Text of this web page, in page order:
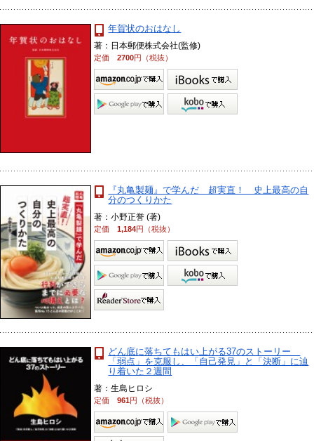
年賀状のおはなし
著：日本郵便株式会社(監修)
定価2700円（税抜）
『丸亀製麺』で学んだ 超実直！ 史上最高の自
分のつくりかた
著：小野正誉 (著)
定価1,184円（税抜）
どん底に落ちてもはい上がる37のストーリー
「弱点」を克服し、「自己発見」と「決断」に辿
り着いた２週間
著：生島ヒロシ
定価961円（税抜）